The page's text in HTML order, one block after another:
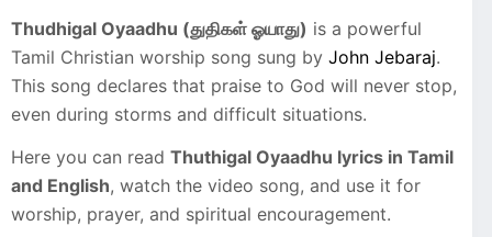
Thudhigal Oyaadhu (துதிகள் ஓயாது) is a powerful
Tamil Christian worship song sung by John Jebaraj.
This song declares that praise to God will never stop,
even during storms and difficult situations.
Here you can read Thuthigal Oyaadhu lyrics in Tamil
and English, watch the video song, and use it for
worship, prayer, and spiritual encouragement.